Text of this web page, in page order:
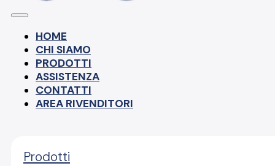
HOME
CHI SIAMO
PRODOTTI
ASSISTENZA
CONTATTI
AREA RIVENDITORI
Prodotti